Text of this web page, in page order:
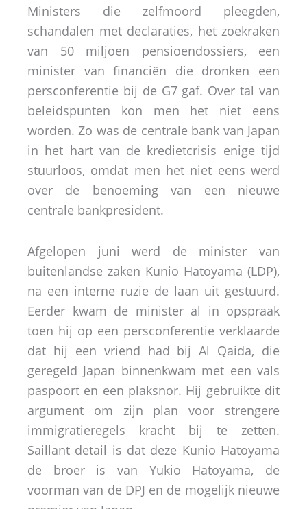
Ministers die zelfmoord pleegden,
schandalen met declaraties, het zoekraken
van 50 miljoen pensioendossiers, een
minister van financiën die dronken een
persconferentie bij de G7 gaf. Over tal van
beleidspunten kon men het niet eens
worden. Zo was de centrale bank van Japan
in het hart van de kredietcrisis enige tijd
stuurloos, omdat men het niet eens werd
over de benoeming van een nieuwe
centrale bankpresident.
Afgelopen juni werd de minister van
buitenlandse zaken Kunio Hatoyama (LDP),
na een interne ruzie de laan uit gestuurd.
Eerder kwam de minister al in opspraak
toen hij op een persconferentie verklaarde
dat hij een vriend had bij Al Qaida, die
geregeld Japan binnenkwam met een vals
paspoort en een plaksnor. Hij gebruikte dit
argument om zijn plan voor strengere
immigratieregels kracht bij te zetten.
Saillant detail is dat deze Kunio Hatoyama
de broer is van Yukio Hatoyama, de
voorman van de DPJ en de mogelijk nieuwe